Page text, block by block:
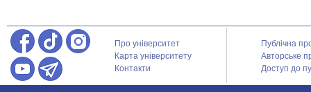
Про університет
Карта університету
Контакти
Публічна
Авторське
Доступ до